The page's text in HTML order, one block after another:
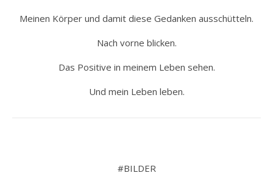
Meinen Körper und damit diese Gedanken ausschütteln.
Nach vorne blicken.
Das Positive in meinem Leben sehen.
Und mein Leben leben.
#BILDER